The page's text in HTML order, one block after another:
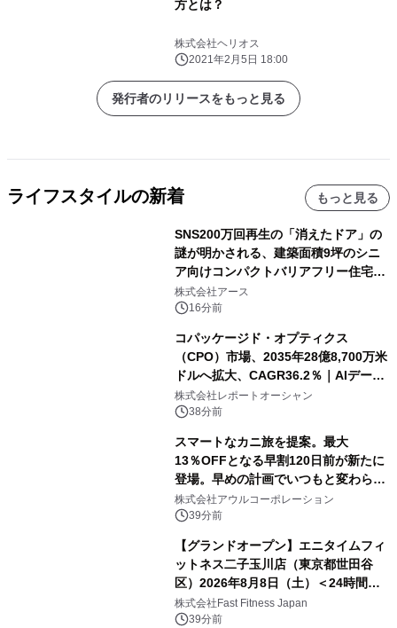
方とは？
株式会社ヘリオス
2021年2月5日 18:00
発行者のリリースをもっと見る
ライフスタイルの新着 もっと見る
SNS200万回再生の「消えたドア」の
謎が明かされる、建築面積9坪のシニ
ア向けコンパクトバリアフリー住宅が
誕生
株式会社アース
16分前
コパッケージド・オプティクス
（CPO）市場、2035年28億8,700万米
ドルへ拡大、CAGR36.2％｜AIデータ
センター・高速光通信需要が成長を加
速
株式会社レポートオーシャン
38分前
スマートなカニ旅を提案。最大
13％OFFとなる早割120日前が新たに
登場。早めの計画でいつもと変わらぬ
大人の冬旅を。ー夕日ヶ浦温泉「佳松
苑 別邸ふうか」ー
株式会社アウルコーポレーション
39分前
【グランドオープン】エニタイムフィ
ットネス二子玉川店（東京都世田谷
区）2026年8月8日（土）＜24時間年
中無休のフィットネスジム＞
株式会社Fast Fitness Japan
39分前